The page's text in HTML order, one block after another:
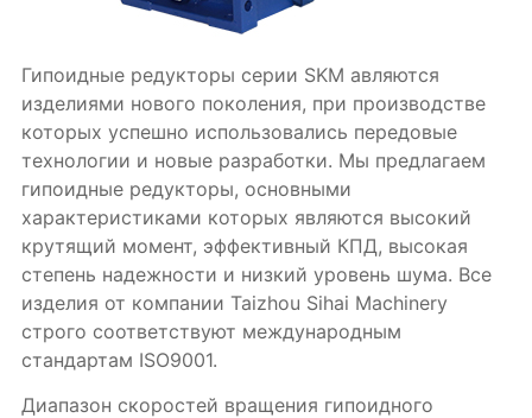
Гипоидные редукторы серии SKM авляются
изделиями нового поколения, при производстве
которых успешно использовались передовые
технологии и новые разработки. Мы предлагаем
гипоидные редукторы, основными
характеристиками которых являются высокий
крутящий момент, эффективный КПД, высокая
степень надежности и низкий уровень шума. Все
изделия от компании Taizhou Sihai Machinery
строго соответствуют международным
стандартам ISO9001.
Диапазон скоростей вращения гипоидного